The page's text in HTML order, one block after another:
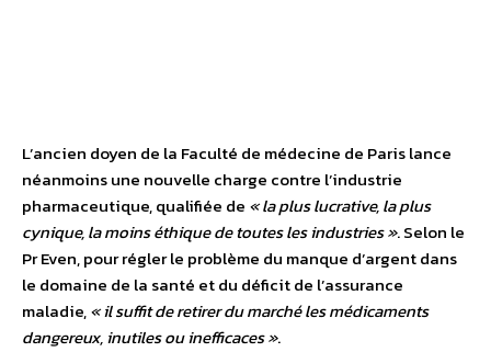
L’ancien doyen de la Faculté de médecine de Paris lance
néanmoins une nouvelle charge contre l’industrie
pharmaceutique, qualifiée de « la plus lucrative, la plus
cynique, la moins éthique de toutes les industries ». Selon le
Pr Even, pour régler le problème du manque d’argent dans
le domaine de la santé et du déficit de l’assurance
maladie,« il suffit de retirer du marché les médicaments
dangereux, inutiles ou inefficaces ».